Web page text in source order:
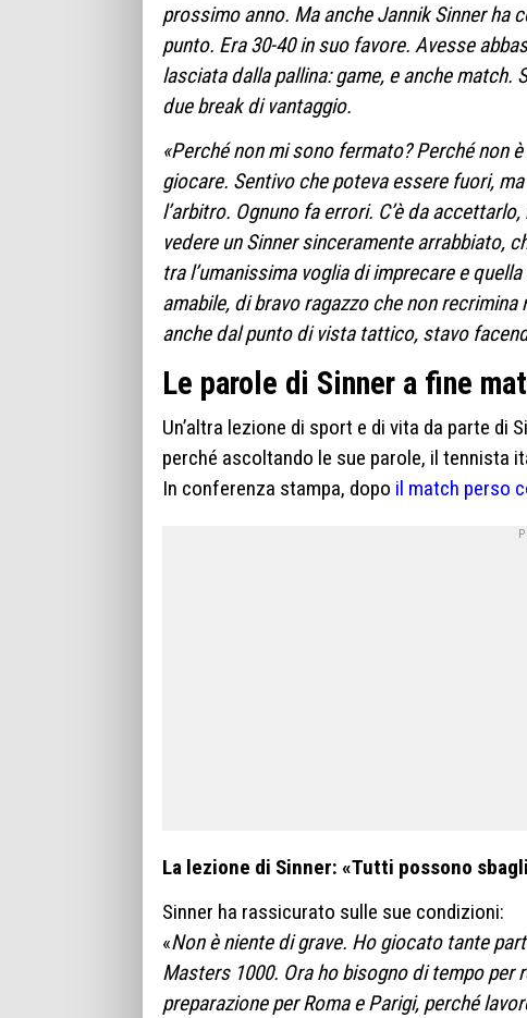
prossimo anno. Ma anche Jannik Sinner ha
punto. Era 30-40 in suo favore. Avesse
lasciata dalla pallina: game, e anche
due break di vantaggio.
«Perché non mi sono fermato? Perché non
giocare. Sentivo che poteva essere fuori,
l’arbitro. Ognuno fa errori. C’è da
vedere un Sinner sinceramente arrabbiato,
tra l’umanissima voglia di imprecare e
amabile, di bravo ragazzo che non
anche dal punto di vista tattico, stavo
Le parole di Sinner a fine
Un’altra lezione di sport e di vita da parte di
perché ascoltando le sue parole, il tennista
In conferenza stampa, dopo il match perso
La lezione di Sinner: «Tutti possono
Sinner ha rassicurato sulle sue condizioni:
«Non è niente di grave. Ho giocato tante
Masters 1000. Ora ho bisogno di tempo
preparazione per Roma e Parigi, perché